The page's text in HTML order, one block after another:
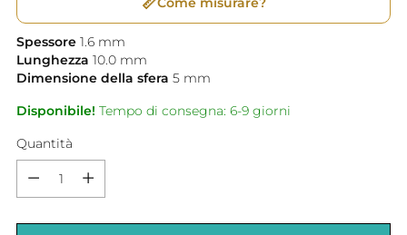
Come misurare?
Spessore 1.6 mm
Lunghezza 10.0 mm
Dimensione della sfera 5 mm
Disponibile! Tempo di consegna: 6-9 giorni
Quantità